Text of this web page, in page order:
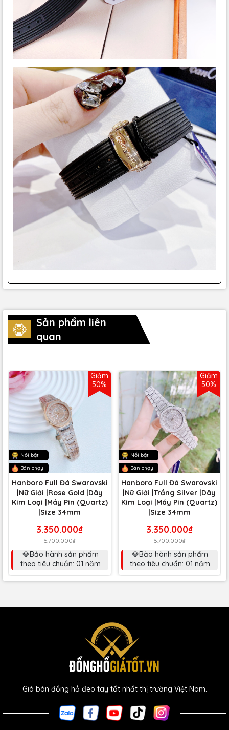
Sản phẩm liên
quan
Giảm
50%
Nổi bật
Bán chạy
Hanboro Full Đá Swarovski
|Nữ Giới |Rose Gold |Dây
Kim Loại |Máy Pin (Quartz)
|Size 34mm
3.350.000₫
6.700.000₫
💎Bảo hành sản phẩm
theo tiêu chuẩn: 01 năm
Giảm
50%
Nổi bật
Bán chạy
Hanboro Full Đá Swarovski
|Nữ Giới |Trắng Silver |Dây
Kim Loại |Máy Pin (Quartz)
|Size 34mm
3.350.000₫
6.700.000₫
💎Bảo hành sản phẩm
theo tiêu chuẩn: 01 năm
Giá bán đồng hồ đeo tay tốt nhất thị trường Việt Nam.